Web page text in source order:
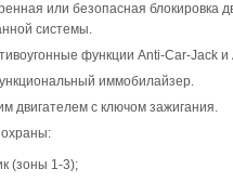
или безопасная блокировка
системы.
функции Anti-Car-Jack
иммобилайзер.
двигателем с ключом зажигания.
(зоны 1-3);